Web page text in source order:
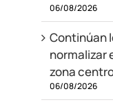
06/08/2026
Continúan
normalizar
zona
06/08/2026